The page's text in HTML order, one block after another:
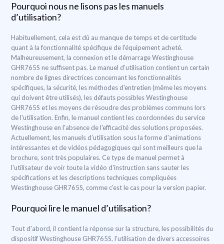
Pourquoi nous ne lisons pas les manuels
d’utilisation?
Habituellement, cela est dû au manque de temps et de certitude
quant à la fonctionnalité spécifique de l'équipement acheté.
Malheureusement, la connexion et le démarrage Westinghouse
GHR765S ne suffisent pas. Le manuel d’utilisation contient un certain
nombre de lignes directrices concernant les fonctionnalités
spécifiques, la sécurité, les méthodes d'entretien (même les moyens
qui doivent être utilisés), les défauts possibles Westinghouse
GHR765S et les moyens de résoudre des problèmes communs lors
de l'utilisation. Enfin, le manuel contient les coordonnées du service
Westinghouse en l'absence de l'efficacité des solutions proposées.
Actuellement, les manuels d’utilisation sous la forme d'animations
intéressantes et de vidéos pédagogiques qui sont meilleurs que la
brochure, sont très populaires. Ce type de manuel permet à
l'utilisateur de voir toute la vidéo d'instruction sans sauter les
spécifications et les descriptions techniques compliquées
Westinghouse GHR765S, comme c’est le cas pour la version papier.
Pourquoi lire le manuel d’utilisation?
Tout d'abord, il contient la réponse sur la structure, les possibilités du
dispositif Westinghouse GHR765S, l'utilisation de divers accessoires